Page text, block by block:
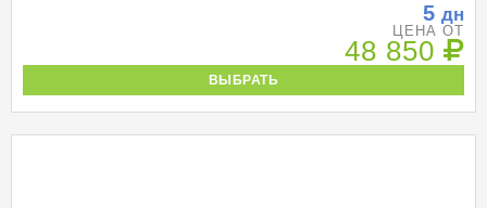
5 дн
ЦЕНА ОТ
48 850
ВЫБРАТЬ